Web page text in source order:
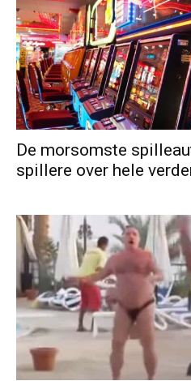
De morsomste
spillere over hele